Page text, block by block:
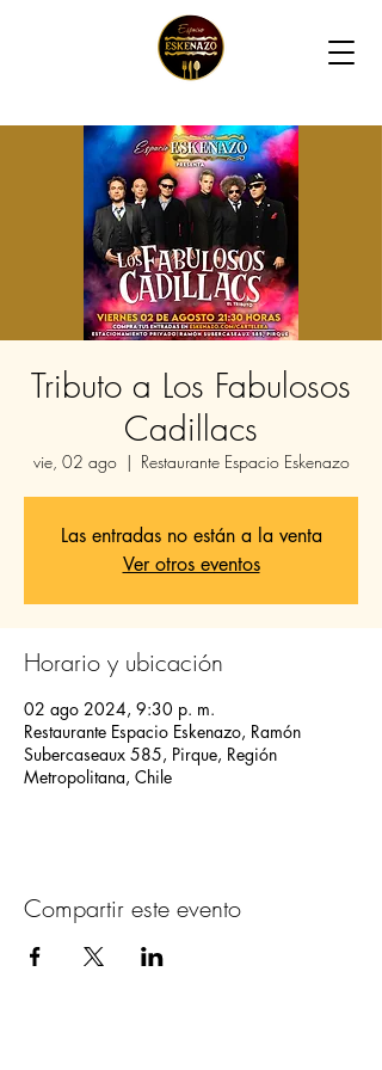
Tributo a Los Fabulosos
Cadillacs
vie, 02 ago
  |
Restaurante Espacio Eskenazo
Las entradas no están a la venta
Ver otros eventos
Horario y ubicación
02 ago 2024, 9:30 p. m.
Restaurante Espacio Eskenazo, Ramón
Subercaseaux 585, Pirque, Región
Metropolitana, Chile
Compartir este evento